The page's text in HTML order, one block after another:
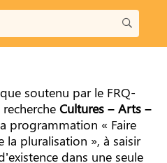
soutenu par le FRQ-
Cultures – Arts –
programmation « Faire
la pluralisation », à saisir
dans une seule